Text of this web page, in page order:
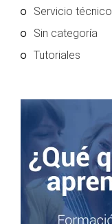
Servicio técnico
Sin categoría
Tutoriales